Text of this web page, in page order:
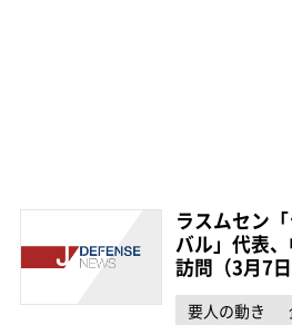
ラスムセン
バル」代表
訪問（3月7日
要人の動き